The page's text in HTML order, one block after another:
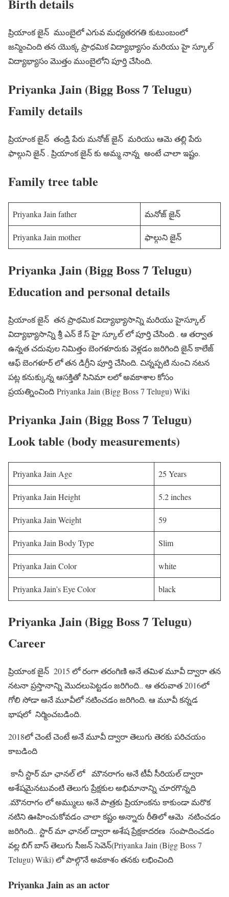
Birth details
ప్రియాంక జైన్ ముంబైలో ఎగువ మధ్యతరగతి కుటుంబంలో
జన్మించింది తన యొక్క ప్రాధమిక విద్యాభ్యాసం మరియు హై స్కూల్
విద్యాభ్యాసం మొత్తం ముంబైలోని పూర్తి చేసింది.
Priyanka Jain (Bigg Boss 7 Telugu)
Family details
ప్రియాంక జైన్ తండ్రి పేరు మనోజ్ జైన్ మరియు ఆమె తల్లి పేరు
ఫాల్గుని జైన్ . ప్రియాంక జైన్ కు అమ్మ నాన్న అంటే చాలా ఇష్టం.
Family tree table
Priyanka Jain father మనోజ్ జైన్
Priyanka Jain mother ఫాల్గుని జైన్
Priyanka Jain (Bigg Boss 7 Telugu)
Education and personal details
ప్రియాంక జైన్ తన ప్రాథమిక విద్యాభ్యాసాన్ని మరియు హైస్కూల్
విద్యాభ్యాసాన్ని శ్రీ ఎన్ కే స్ హై స్కూల్ లో పూర్తి చేసింది . ఆ తర్వాత
ఉన్నత చదువుల నిమిత్తం బెంగళూరుకు వెళ్లడం జరిగింది జైన్ కాలేజ్
ఆఫ్ బెంగళూర్ లో తన డిగ్రీని పూర్తి చేసింది. చిన్నప్పటి నుంచి నటన
పట్ల కనుక్కున్న ఆసక్తితో సినిమా లలో అవకాశాల కోసం
ప్రయత్నించింది Priyanka Jain (Bigg Boss 7 Telugu) Wiki
Priyanka Jain (Bigg Boss 7 Telugu)
Look table (body measurements)
Priyanka Jain Age 25 Years
Priyanka Jain Height 5.2 inches
Priyanka Jain Weight 59
Priyanka Jain Body Type Slim
Priyanka Jain Color white
Priyanka Jain’s Eye Color black
Priyanka Jain (Bigg Boss 7 Telugu)
Career
ప్రియాంక జైన్ 2015 లో రంగా తరంగిణి అనే తమిళ మూవీ ద్వారా తన
నటనా ప్రస్తానాన్ని మొదలుపెట్టడం జరిగింది.. ఆ తరువాత 2016లో
గోలి సోడా అనే మూవీలో నటించడం జరిగింది. ఆ మూవీ కన్నడ
భాషలో నిర్మించబడింది.
2018లో చెంటే చెంటే అనే మూవీ ద్వారా తెలుగు తెరకు పరిచయం
కాబడింది
కానీ స్టార్ మా ఛానల్ లో మౌనరాగం అనే టీవీ సీరియల్ ద్వారా
అశేషమైనటువంటి తెలుగు ప్రేక్షకుల అభిమానాన్ని చూరగొన్నది
.మౌనరాగం లో అమ్ములు అనే పాత్రకు ప్రియాంకను కాకుండా మరొక
నటిని ఊహించుకోవడం చాలా కష్టం అన్నారు రీతిలో ఆమె నటించడం
జరిగింది.. స్టార్ మా ఛానల్ ద్వారా అశేష ప్రేక్షకాదరణ సంపాదించడం
వల్ల బిగ్ బాస్ తెలుగు సీజన్ సెవెన్(Priyanka Jain (Bigg Boss 7
Telugu) Wiki) లో పాల్గొనే అవకాశం తనకు లభించింది
Priyanka Jain as an actor